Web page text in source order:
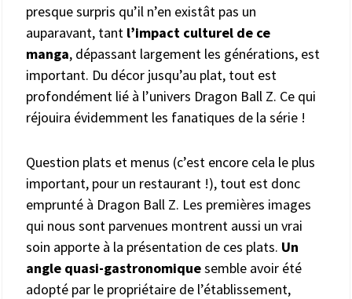
presque surpris qu’il n’en existât pas un
auparavant, tant l’impact culturel de ce
manga, dépassant largement les générations, est
important. Du décor jusqu’au plat, tout est
profondément lié à l’univers Dragon Ball Z. Ce qui
réjouira évidemment les fanatiques de la série !
Question plats et menus (c’est encore cela le plus
important, pour un restaurant !), tout est donc
emprunté à Dragon Ball Z. Les premières images
qui nous sont parvenues montrent aussi un vrai
soin apporte à la présentation de ces plats. Un
angle quasi-gastronomiquesemble avoir été
adopté par le propriétaire de l’établissement,